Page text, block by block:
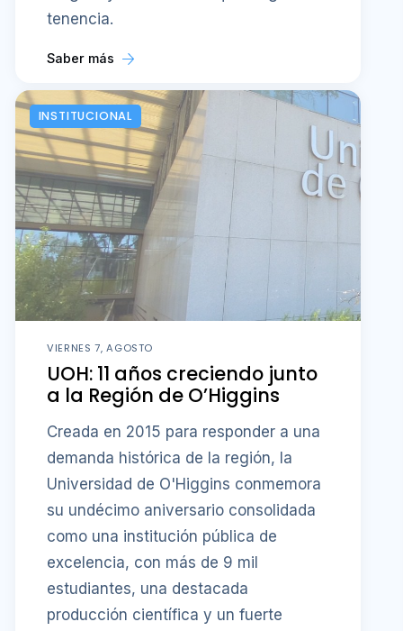
tenencia.
Saber más
INSTITUCIONAL
VIERNES 7, AGOSTO
UOH: 11 años creciendo junto
a la Región de O’Higgins
Creada en 2015 para responder a una
demanda histórica de la región, la
Universidad de O'Higgins conmemora
su undécimo aniversario consolidada
como una institución pública de
excelencia, con más de 9 mil
estudiantes, una destacada
producción científica y un fuerte